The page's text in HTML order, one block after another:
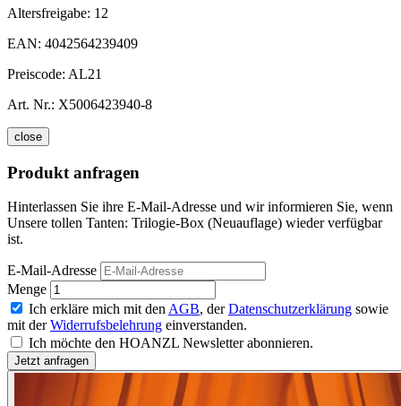
Altersfreigabe: 12
EAN: 4042564239409
Preiscode: AL21
Art. Nr.: X5006423940-8
close
Produkt anfragen
Hinterlassen Sie ihre E-Mail-Adresse und wir informieren Sie, wenn
Unsere tollen Tanten: Trilogie-Box (Neuauflage) wieder verfügbar
ist.
E-Mail-Adresse
Menge
Ich erkläre mich mit den AGB, derDatenschutzerklärung sowie
mit derWiderrufsbelehrung einverstanden.
Ich möchte den HOANZL Newsletter abonnieren.